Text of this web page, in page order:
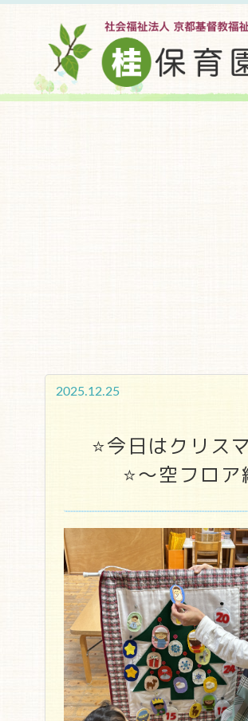
2025.12.25
⭐今日はクリス
⭐～空フロア